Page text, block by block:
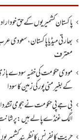
پاکستان کشمیریوں کے حق
بھارتی میڈیا پاکستان، سعودی
معترف
مودی حکومت کی خفیہ سودے
کے بغیر منی پور کی زمین کا سودا
بی جے پی حکومت نے ہجومی
الگ غنڈے پالے ہیں: